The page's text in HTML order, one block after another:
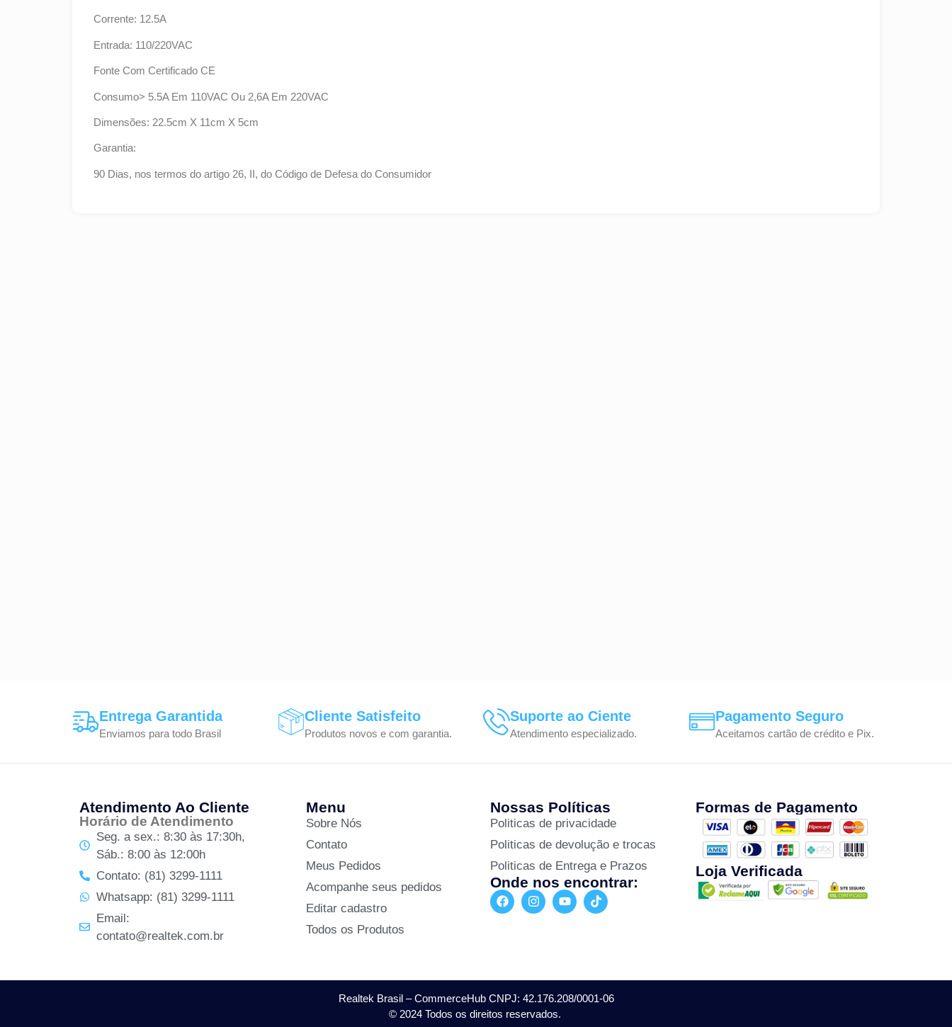
Corrente: 12.5A
Entrada: 110/220VAC
Fonte Com Certificado CE
Consumo> 5.5A Em 110VAC Ou 2,6A Em 220VAC
Dimensões: 22.5cm X 11cm X 5cm
Garantia:
90 Dias, nos termos do artigo 26, II, do Código de Defesa do Consumidor
Entrega Garantida
Enviamos para todo Brasil
Cliente Satisfeito
Produtos novos e com garantia.
Suporte ao Ciente
Atendimento especializado.
Pagamento Seguro
Aceitamos cartão de crédito e Pix.
Atendimento Ao Cliente
Horário de Atendimento
Seg. a sex.: 8:30 às 17:30h,
Sáb.: 8:00 às 12:00h
Contato: (81) 3299-1111
Whatsapp: (81) 3299-1111
Email:
contato@realtek.com.br
Menu
Sobre Nós
Contato
Meus Pedidos
Acompanhe seus pedidos
Editar cadastro
Todos os Produtos
Nossas Políticas
Politicas de privacidade
Politicas de devolução e trocas
Politicas de Entrega e Prazos
Onde nos encontrar:
Formas de Pagamento
Loja Verificada
Realtek Brasil – CommerceHub CNPJ: 42.176.208/0001-06
© 2024 Todos os direitos reservados.